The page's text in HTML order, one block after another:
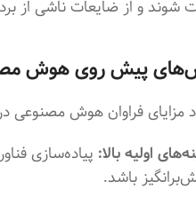
شوند و از ضایعات ناشی از
پیش روی هوش
مزایای فراوان هوش مصنوعی
اولیه بالا: پیاده‌سازی
باشد.